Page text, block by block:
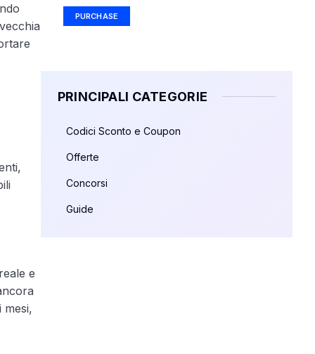
e
mesi,
PURCHASE
PRINCIPALI CATEGORIE
Codici Sconto e Coupon
Offerte
Concorsi
Guide